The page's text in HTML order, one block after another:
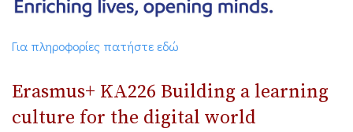
Για πληροφορίες πατήστε εδώ
Erasmus+ ΚΑ226 Building a learning
culture for the digital world